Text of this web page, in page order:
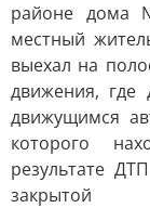
районе дома
местный
выехал на
движения, где
движущимся
которого
результате
закрытой